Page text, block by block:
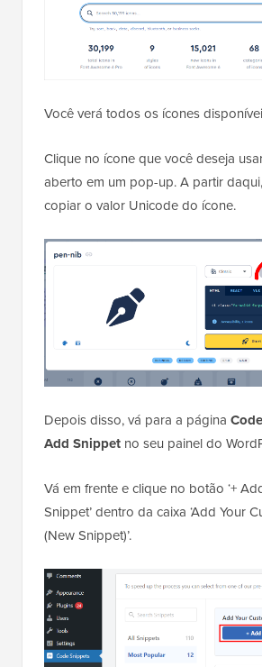
Você verá todos os ícones
Clique no ícone que você deseja
aberto em um pop-up. A partir
copiar o valor Unicode do ícone.
Depois disso, vá para a página
Add Snippet no seu painel do
Vá em frente e clique no botão ‘+
Snippet’ dentro da caixa ‘Add Your
(New Snippet)’.